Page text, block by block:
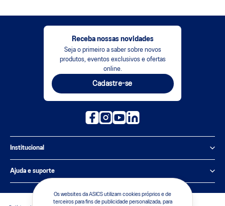
Os websites da ASICS utilizam cookies próprios e de
terceiros para fins de publicidade personalizada, para
Receba nossas novidades
Seja o primeiro a saber sobre novos
produtos, eventos exclusivos e ofertas
online.
Cadastre-se
Institucional
Política de Privacidade
Sobre a ASICS
Sustentabilidade
Ajuda e suporte
Central de Relacionamento